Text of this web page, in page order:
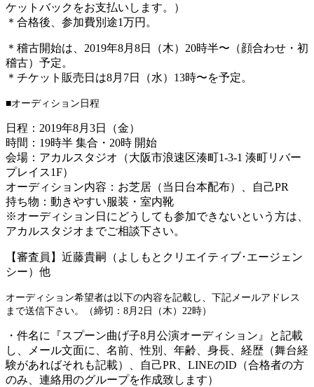
ケットバックをお支払いします。）
＊合格後、参加費別途1万円。
＊稽古開始は、2019年8月8日（木）20時半〜（顔合わせ・初
稽古）予定。
＊チケット販売日は8月7日（水）13時〜を予定。
■オーディション日程
日程：2019年8月3日（金）
時間：19時半 集合・20時 開始
会場：アカルスタジオ （大阪市浪速区湊町1-3-1 湊町リバー
プレイス1F）
オーディション内容：お芝居（当日台本配布）、自己PR
持ち物：動きやすい服装・室内靴
※オーディション日にどうしても参加できないという方は、
アカルスタジオまでご相談下さい。
【審査員】近藤貴嗣（よしもとクリエイティブ･エージェン
シー）他
オーディション希望者は以下の内容を記載し、下記メールアドレス
まで送信下さい。（締切：8月2日（木）22時）
・件名に『スプーン曲げ子8月公演オーディション』と記載
し、メール文面に、名前、性別、年齢、身長、経歴（舞台経
験があればそれも記載）、自己PR、LINEのID（合格者の方
のみ、連絡用のグループを作成致します）